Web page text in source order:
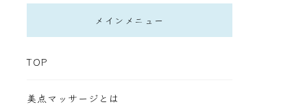
メインメニュー
TOP
美点マッサージとは